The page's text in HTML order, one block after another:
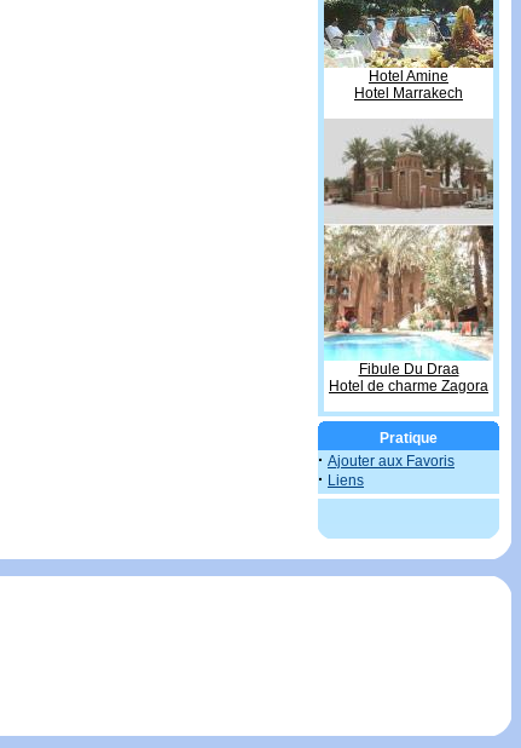
Hotel Amine
Hotel Marrakech
Fibule Du Draa
Hotel de charme Zagora
Pratique
· Ajouter aux Favoris
· Liens